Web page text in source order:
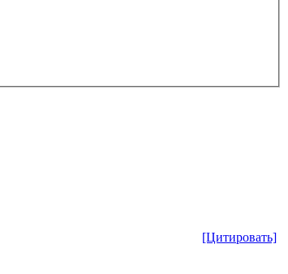
[Цитировать]